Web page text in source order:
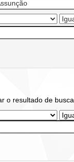
o resultado de busca.